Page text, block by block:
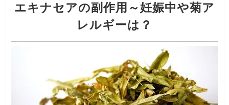
エキナセアの副作用～妊娠中や菊ア
レルギーは？